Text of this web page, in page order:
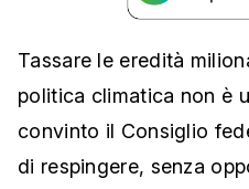
Tassare le eredità
politica climatica non è
convinto il Consiglio
di respingere, senza